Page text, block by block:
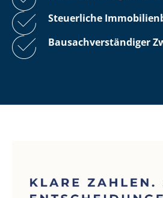
Steuerliche
Bau­sach­ver­stän­di­ger